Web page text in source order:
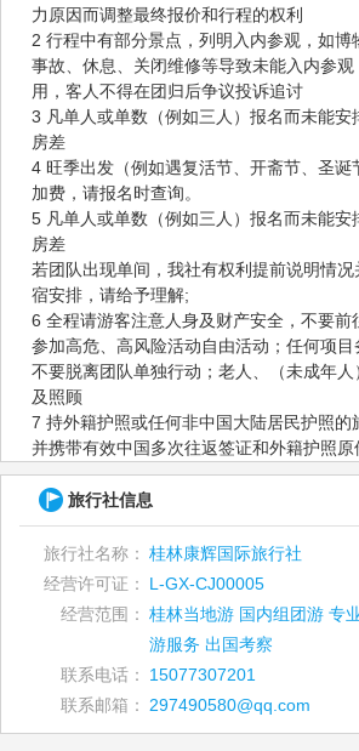
力原因而调整最终报价和行程的权利
2 行程中有部分景点，列明入内参观，如博物馆、神殿等，如遇
事故、休息、关闭维修等导致未能入内参
用，客人不得在团归后争议投诉追讨
3 凡单人或单数（例如三人）报名而未能安排拼房，须缴纳单人
房差
4 旺季出发（例如遇复活节、开斋节、圣诞节、新年等）将有附
加费，请报名时查询。
5 凡单人或单数（例如三人）报名而未能安排拼房，须缴纳单人
房差
若团队出现单间，我社有权利提前说明情
宿安排，请给予理解;
6 全程请游客注意人身及财产安全，不要前往非安全区域，不要
参加高危、高风险活动自由活动；任何项
不要脱离团队单独行动；老人、（未成年
及照顾
7 持外籍护照或任何非中国大陆居民护照的旅行成员，务必持有
并携带有效中国多次往返签证和外籍护照
旅行社信息
旅行社名称： 桂林康辉国际旅行社
经营许可证：
L-GX-CJ00005
经营范围： 桂林当地游 国内组团游 专业租车游 会议考察 导
游服务 出国考察
联系电话：
15077307201
联系邮箱：
297490580@qq.com